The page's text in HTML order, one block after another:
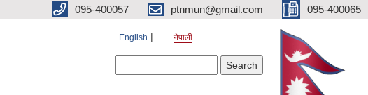
095-400057 ptnmun@gmail.com 095-400065
English नेपाली